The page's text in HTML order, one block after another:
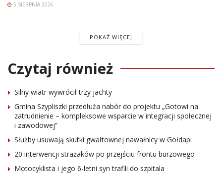
5 SIERPNIA 2026
POKAŻ WIĘCEJ
Czytaj również
Silny wiatr wywrócił trzy jachty
Gmina Szypliszki przedłuża nabór do projektu „Gotowi na
zatrudnienie – kompleksowe wsparcie w integracji społecznej
i zawodowej”
Służby usuwają skutki gwałtownej nawałnicy w Gołdapi
20 interwencji strażaków po przejściu frontu burzowego
Motocyklista i jego 6-letni syn trafili do szpitala